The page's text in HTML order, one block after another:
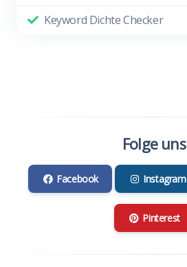
Keyword Dichte Checker
Folge uns
Facebook Instagram
Pinterest